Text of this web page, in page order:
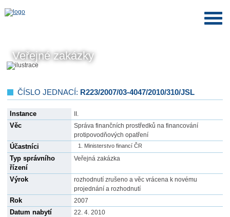
Veřejné zakázky
ČÍSLO JEDNACÍ: R223/2007/03-4047/2010/310/JSL
Instance II.
Věc
Správa finančních prostředků na financování
protipovodňových opatření
Účastníci Ministerstvo financí ČR
Typ správního
řízení
Veřejná zakázka
Výrok
rozhodnutí zrušeno a věc vrácena k novému
projednání a rozhodnutí
Rok 2007
Datum nabytí
22. 4. 2010